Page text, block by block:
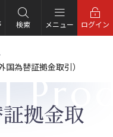
検索 メニュー ログイン
国為替証拠金取引）
拠金取